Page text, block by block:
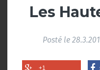
Les
Posté le
+1